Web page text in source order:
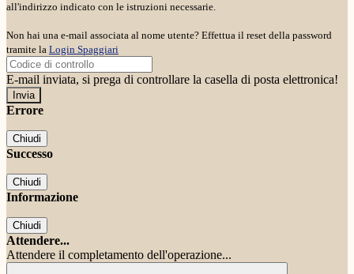
all'indirizzo indicato con le istruzioni necessarie.
Non hai una e-mail associata al nome utente? Effettua il reset della password
tramite la Login Spaggiari
E-mail inviata, si prega di controllare la casella di posta elettronica!
Errore
Chiudi
Successo
Chiudi
Informazione
Chiudi
Attendere...
Attendere il completamento dell'operazione...